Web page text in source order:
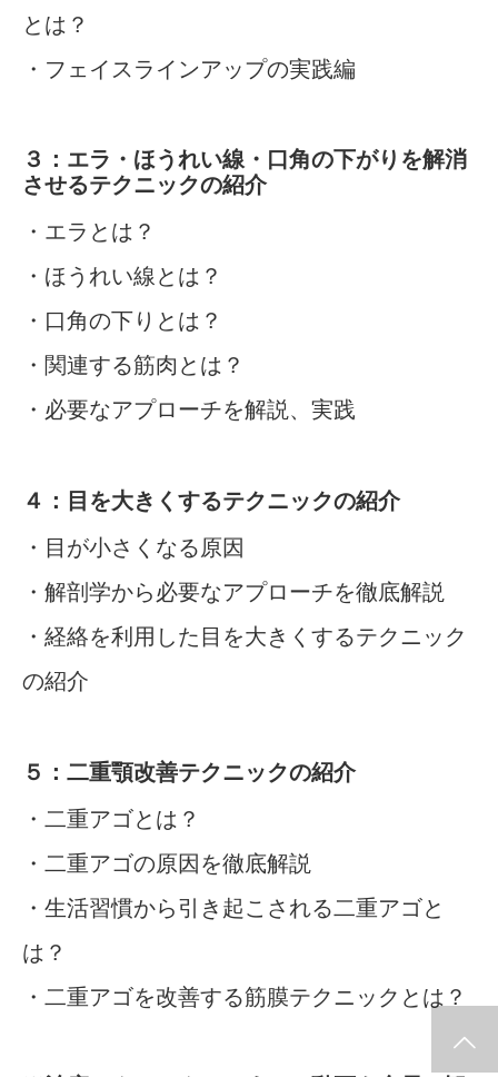
とは？
・フェイスラインアップの実践編
３：エラ・ほうれい線・口角の下がりを解消
させるテクニックの紹介
・エラとは？
・ほうれい線とは？
・口角の下りとは？
・関連する筋肉とは？
・必要なアプローチを解説、実践
４：目を大きくするテクニックの紹介
・目が小さくなる原因
・解剖学から必要なアプローチを徹底解説
・経絡を利用した目を大きくするテクニック
の紹介
５：二重顎改善テクニックの紹介
・二重アゴとは？
・二重アゴの原因を徹底解説
・生活習慣から引き起こされる二重アゴと
は？
・二重アゴを改善する筋膜テクニックとは？
セミナー案内